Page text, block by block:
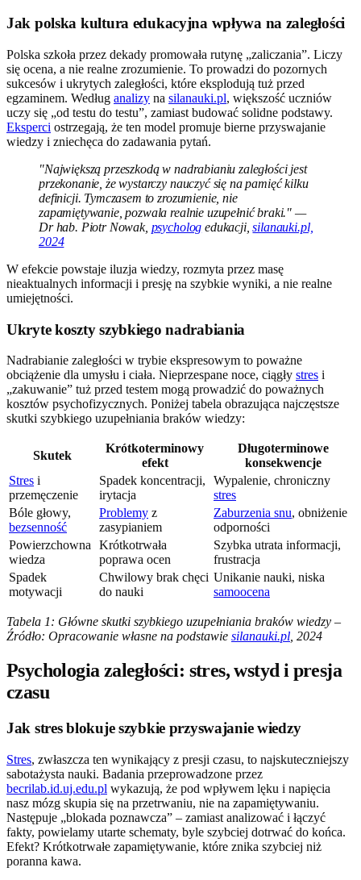
Jak polska kultura edukacyjna wpływa na zaległości
Polska szkoła przez dekady promowała rutynę „zaliczania”. Liczy
się ocena, a nie realne zrozumienie. To prowadzi do pozornych
sukcesów i ukrytych zaległości, które eksplodują tuż przed
egzaminem. Według analizy na silanauki.pl, większość uczniów
uczy się „od testu do testu”, zamiast budować solidne podstawy.
Eksperci ostrzegają, że ten model promuje bierne przyswajanie
wiedzy i zniechęca do zadawania pytań.
"Największą przeszkodą w nadrabianiu zaległości jest
przekonanie, że wystarczy nauczyć się na pamięć kilku
definicji. Tymczasem to zrozumienie, nie
zapamiętywanie, pozwala realnie uzupełnić braki." —
Dr hab. Piotr Nowak, psycholog edukacji,silanauki.pl,
2024
W efekcie powstaje iluzja wiedzy, rozmyta przez masę
nieaktualnych informacji i presję na szybkie wyniki, a nie realne
umiejętności.
Ukryte koszty szybkiego nadrabiania
Nadrabianie zaległości w trybie ekspresowym to poważne
obciążenie dla umysłu i ciała. Nieprzespane noce, ciągły stres i
„zakuwanie” tuż przed testem mogą prowadzić do poważnych
kosztów psychofizycznych. Poniżej tabela obrazująca najczęstsze
skutki szybkiego uzupełniania braków wiedzy:
Skutek
Krótkoterminowy
efekt
Długoterminowe
konsekwencje
Stres i
przemęczenie
Spadek koncentracji,
irytacja
Wypalenie, chroniczny
stres
Bóle głowy,
bezsenność
Problemy z
zasypianiem
Zaburzenia snu, obniżenie
odporności
Powierzchowna
wiedza
Krótkotrwała
poprawa ocen
Szybka utrata informacji,
frustracja
Spadek
motywacji
Chwilowy brak chęci
do nauki
Unikanie nauki, niska
samoocena
Tabela 1: Główne skutki szybkiego uzupełniania braków wiedzy –
Źródło: Opracowanie własne na podstawie silanauki.pl , 2024
Psychologia zaległości: stres, wstyd i presja
czasu
Jak stres blokuje szybkie przyswajanie wiedzy
Stres, zwłaszcza ten wynikający z presji czasu, to najskuteczniejszy
sabotażysta nauki. Badania przeprowadzone przez
becrilab.id.uj.edu.pl wykazują, że pod wpływem lęku i napięcia
nasz mózg skupia się na przetrwaniu, nie na zapamiętywaniu.
Następuje „blokada poznawcza” – zamiast analizować i łączyć
fakty, powielamy utarte schematy, byle szybciej dotrwać do końca.
Efekt? Krótkotrwałe zapamiętywanie, które znika szybciej niż
poranna kawa.